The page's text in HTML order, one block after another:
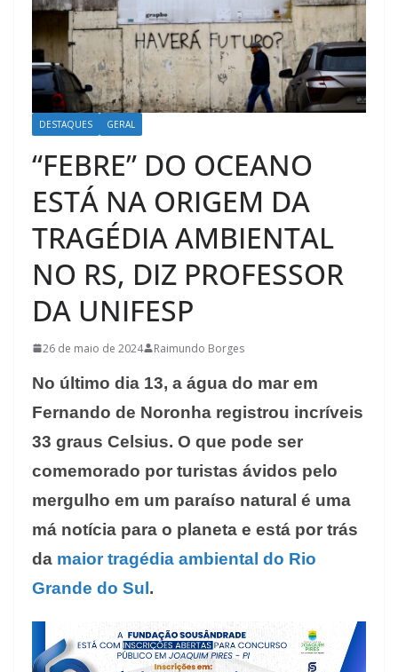
DESTAQUES GERAL
“FEBRE” DO OCEANO
ESTÁ NA ORIGEM DA
TRAGÉDIA AMBIENTAL
NO RS, DIZ PROFESSOR
DA UNIFESP
26 de maio de 2024 Raimundo Borges
No último dia 13, a água do mar em
Fernando de Noronha registrou incríveis
33 graus Celsius. O que pode ser
comemorado por turistas ávidos pelo
mergulho em um paraíso natural é uma
má notícia para o planeta e está por trás
da maior tragédia ambiental do Rio
Grande do Sul.